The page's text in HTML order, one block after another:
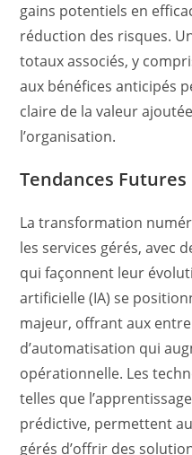
gains potentiels en
réduction des risques.
totaux associés, y
aux bénéfices anticipés
claire de la valeur
l’organisation.
Tendances Futures
La transformation
les services gérés, avec
qui façonnent leur
artificielle (IA) se
majeur, offrant aux
d’automatisation qui
opérationnelle. Les
telles que
prédictive, permettent
gérés d’offrir des